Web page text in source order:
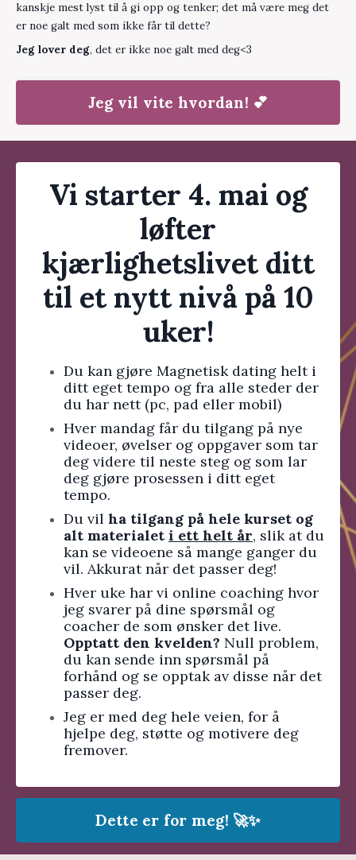
kanskje mest lyst til å gi opp og tenker; det må være meg det
er noe galt med som ikke får til dette?
Jeg lover deg, det er ikke noe galt med deg<3
Jeg vil vite hvordan! 💕
Vi starter 4. mai og
løfter
kjærlighetslivet ditt
til et nytt nivå på 10
uker!
Du kan gjøre Magnetisk dating helt i
ditt eget tempo og fra alle steder der
du har nett (pc, pad eller mobil)
Hver mandag får du tilgang på nye
videoer, øvelser og oppgaver som tar
deg videre til neste steg og som lar
deg gjøre prosessen i ditt eget
tempo.
Du vil ha tilgang på hele kurset og
alt materialet i ett helt år, slik at du
kan se videoene så mange ganger du
vil. Akkurat når det passer deg!
Hver uke har vi online coaching hvor
jeg svarer på dine spørsmål og
coacher de som ønsker det live.
Opptatt den kvelden? Null problem,
du kan sende inn spørsmål på
forhånd og se opptak av disse når det
passer deg.
Jeg er med deg hele veien, for å
hjelpe deg, støtte og motivere deg
fremover.
Dette er for meg! 🚀✨